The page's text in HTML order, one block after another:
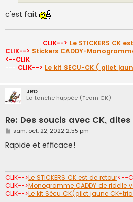
c'est fait
CLIK--> Le STICKERS CK
CLIK--> Stickers CADDY-
<--CLIK
CLIK--> Le kit SECU-CK ( gilet
JRD
La tanche huppée (Team CK)
Re: Des soucis avec CK,
M
s
s
e
sam. oct. 22, 2022 2:55 pm
Rapide et efficace!
CLIK-->Le STICKERS CK est de retour<--
CLIK-->Monogramme CADDY de ridelle
CLIK-->Le kit Sécu CK(gilet jaune